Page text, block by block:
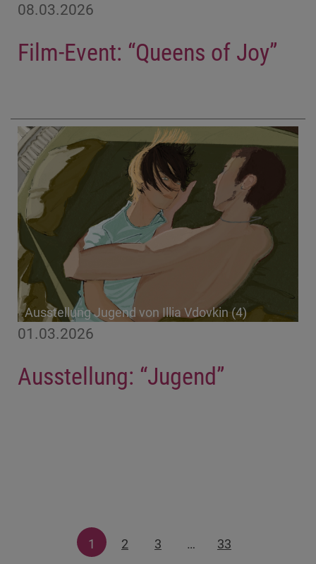
08.03.2026
Film-Event: “Queens of Joy”
01.03.2026
Ausstellung: “Jugend”
Ausstellung Jugend von Illia Vdovkin (4)
1 2 3 … 33